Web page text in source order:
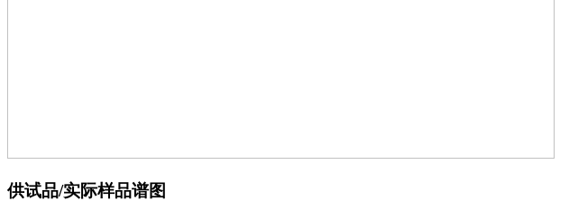
供试品/实际样品谱图